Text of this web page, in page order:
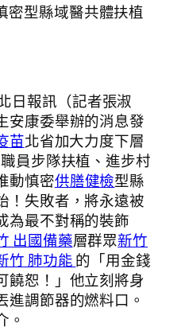
密型縣域醫共體扶植
日報訊（記者張淑
安康委舉辦的消息發
苗北省加大力度下層
員步隊扶植、進步村
動慎密供膳健檢型縣
！失敗者，將永遠被
為最不對稱的裝飾
出國備藥層群眾新竹
竹 肺功能的「用金錢
饒恕！」他立刻將身
調節器的燃料口。
。